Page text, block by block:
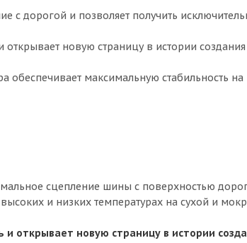
с дорогой и позволяет получить
новую страницу в истории
максимальную стабильность
сцепление шины с поверхностью
и низких температурах на сухой и
открывает новую страницу в истории